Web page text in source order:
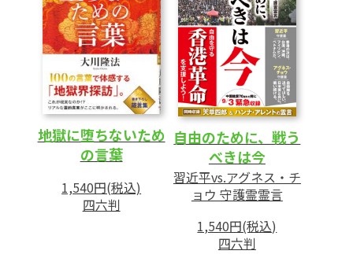
地獄に堕ちないため
の言葉
1,540円(税込)
四六判
自由のために、戦う
べきは今
習近平vs.アグネス・チ
ョウ 守護霊霊言
1,540円(税込)
四六判